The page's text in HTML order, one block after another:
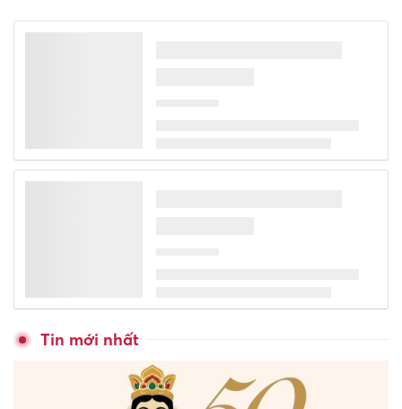
Tin mới nhất